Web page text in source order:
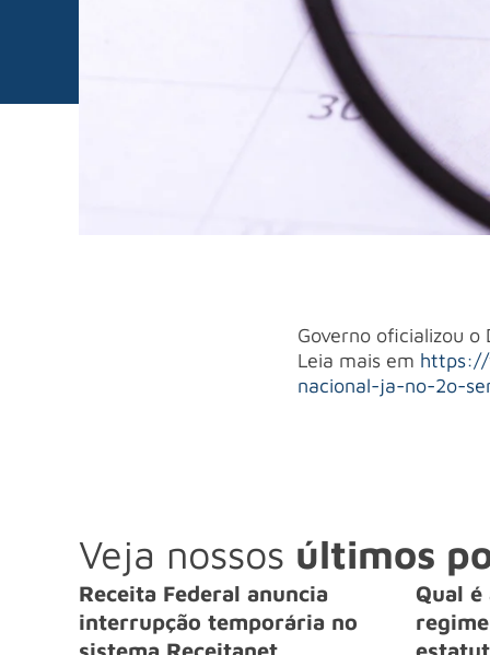
Governo oficializou o
Leia mais em https://
nacional-ja-no-2o-
Veja nossos últimos
Receita Federal anuncia
interrupção temporária no
Qual